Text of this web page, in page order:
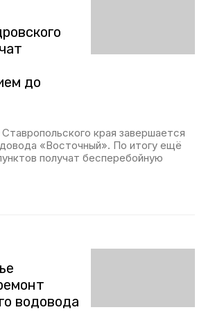
до
края завершается
«Восточный». По итогу ещё
получат бесперебойную
водовода